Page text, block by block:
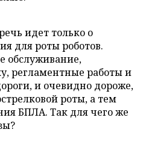
идет только о
для роты роботов.
обслуживание,
регламентные работы и
и очевидно дороже,
роты, а тем
БПЛА. Так для чего же